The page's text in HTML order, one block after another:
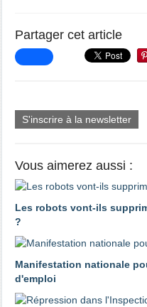
Partager cet article
S'inscrire à la newsletter
Vous aimerez aussi :
Les robots vont-ils
?
Manifestation nationale
d'emploi